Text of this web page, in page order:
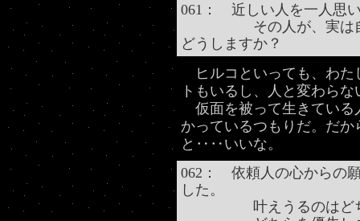
061： 近しい人を一人思
その人が、実は自分
どうしますか？
ヒルコといっても、わた
トもいるし、人と変わら
仮面を被って生きている
かっているつもりだ。だ
と‥‥いいな。
062： 依頼人の心からの
した。
叶えうるのはどち